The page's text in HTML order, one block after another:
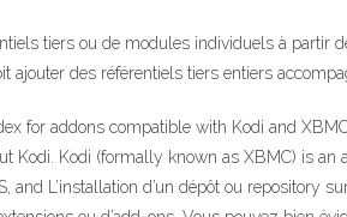
tiers ou de modules individuels à partir
ajouter des référentiels tiers entiers
for addons compatible with Kodi and
Kodi. Kodi (formally known as XBMC) is
and L’installation d’un dépôt ou repository